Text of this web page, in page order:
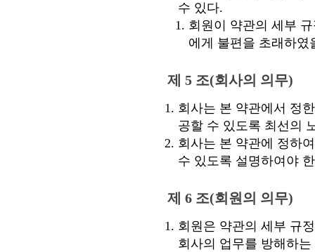
수 있다.
회원이 약관의 세부
에게 불편을 초래하였
제 5 조(회사의 의무)
회사는 본 약관에서 정
공할 수 있도록 최선의
회사는 본 약관에 정하
수 있도록 설명하여야
제 6 조(회원의 의무)
회원은 약관의 세부 규
회사의 업무를 방해하